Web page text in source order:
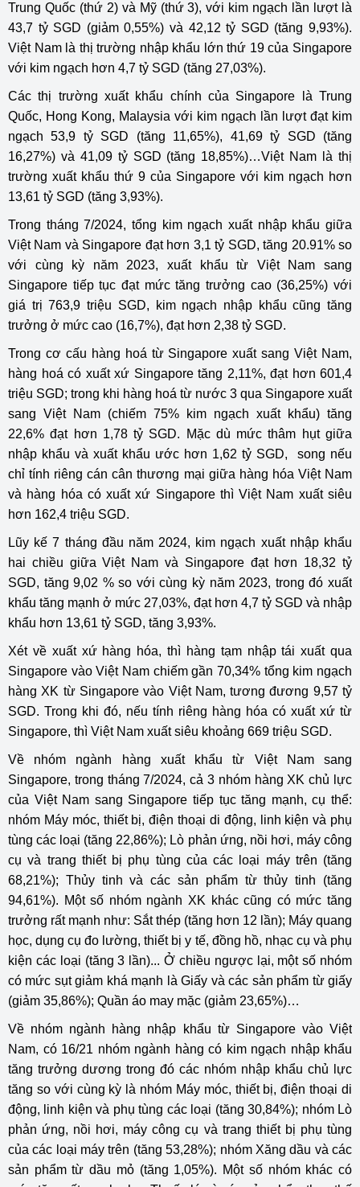
Trung Quốc (thứ 2) và Mỹ (thứ 3), với kim ngạch lần lượt là
43,7 tỷ SGD (giảm 0,55%) và 42,12 tỷ SGD (tăng 9,93%).
Việt Nam là thị trường nhập khẩu lớn thứ 19 của Singapore
với kim ngạch hơn 4,7 tỷ SGD (tăng 27,03%).
Các thị trường xuất khẩu chính của Singapore là Trung
Quốc, Hong Kong, Malaysia với kim ngạch lần lượt đạt kim
ngạch 53,9 tỷ SGD (tăng 11,65%), 41,69 tỷ SGD (tăng
16,27%) và 41,09 tỷ SGD (tăng 18,85%)…Việt Nam là thị
trường xuất khẩu thứ 9 của Singapore với kim ngạch hơn
13,61 tỷ SGD (tăng 3,93%).
Trong tháng 7/2024, tổng kim ngạch xuất nhập khẩu giữa
Việt Nam và Singapore đạt hơn 3,1 tỷ SGD, tăng 20.91% so
với cùng kỳ năm 2023, xuất khẩu từ Việt Nam sang
Singapore tiếp tục đạt mức tăng trưởng cao (36,25%) với
giá trị 763,9 triệu SGD, kim ngạch nhập khẩu cũng tăng
trưởng ở mức cao (16,7%), đạt hơn 2,38 tỷ SGD.
Trong cơ cấu hàng hoá từ Singapore xuất sang Việt Nam,
hàng hoá có xuất xứ Singapore tăng 2,11%, đạt hơn 601,4
triệu SGD; trong khi hàng hoá từ nước 3 qua Singapore xuất
sang Việt Nam (chiếm 75% kim ngạch xuất khẩu) tăng
22,6% đạt hơn 1,78 tỷ SGD. Mặc dù mức thâm hụt giữa
nhập khẩu và xuất khẩu ước hơn 1,62 tỷ SGD, song nếu
chỉ tính riêng cán cân thương mại giữa hàng hóa Việt Nam
và hàng hóa có xuất xứ Singapore thì Việt Nam xuất siêu
hơn 162,4 triệu SGD.
Lũy kế 7 tháng đầu năm 2024, kim ngạch xuất nhập khẩu
hai chiều giữa Việt Nam và Singapore đạt hơn 18,32 tỷ
SGD, tăng 9,02 % so với cùng kỳ năm 2023, trong đó xuất
khẩu tăng mạnh ở mức 27,03%, đạt hơn 4,7 tỷ SGD và nhập
khẩu hơn 13,61 tỷ SGD, tăng 3,93%.
Xét về xuất xứ hàng hóa, thì hàng tạm nhập tái xuất qua
Singapore vào Việt Nam chiếm gần 70,34% tổng kim ngạch
hàng XK từ Singapore vào Việt Nam, tương đương 9,57 tỷ
SGD. Trong khi đó, nếu tính riêng hàng hóa có xuất xứ từ
Singapore, thì Việt Nam xuất siêu khoảng 669 triệu SGD.
Về nhóm ngành hàng xuất khẩu từ Việt Nam sang
Singapore, trong tháng 7/2024, cả 3 nhóm hàng XK chủ lực
của Việt Nam sang Singapore tiếp tục tăng mạnh, cụ thể:
nhóm Máy móc, thiết bị, điện thoại di động, linh kiện và phụ
tùng các loại (tăng 22,86%); Lò phản ứng, nồi hơi, máy công
cụ và trang thiết bị phụ tùng của các loại máy trên (tăng
68,21%); Thủy tinh và các sản phẩm từ thủy tinh (tăng
94,61%). Một số nhóm ngành XK khác cũng có mức tăng
trưởng rất mạnh như: Sắt thép (tăng hơn 12 lần); Máy quang
học, dụng cụ đo lường, thiết bị y tế, đồng hồ, nhạc cụ và phụ
kiện các loại (tăng 3 lần)... Ở chiều ngược lại, một số nhóm
có mức sụt giảm khá mạnh là Giấy và các sản phẩm từ giấy
(giảm 35,86%); Quần áo may mặc (giảm 23,65%)…
Về nhóm ngành hàng nhập khẩu từ Singapore vào Việt
Nam, có 16/21 nhóm ngành hàng có kim ngạch nhập khẩu
tăng trưởng dương trong đó các nhóm nhập khẩu chủ lực
tăng so với cùng kỳ là nhóm Máy móc, thiết bị, điện thoại di
động, linh kiện và phụ tùng các loại (tăng 30,84%); nhóm Lò
phản ứng, nồi hơi, máy công cụ và trang thiết bị phụ tùng
của các loại máy trên (tăng 53,28%); nhóm Xăng dầu và các
sản phẩm từ dầu mỏ (tăng 1,05%). Một số nhóm khác có